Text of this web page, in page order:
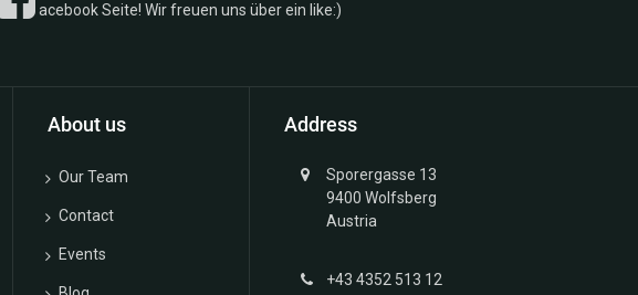
acebook Seite! Wir freuen uns über ein like:)
About us
Our Team
Contact
Events
Address
Sporergasse 13
9400 Wolfsberg
Austria
+43 4352 513 12